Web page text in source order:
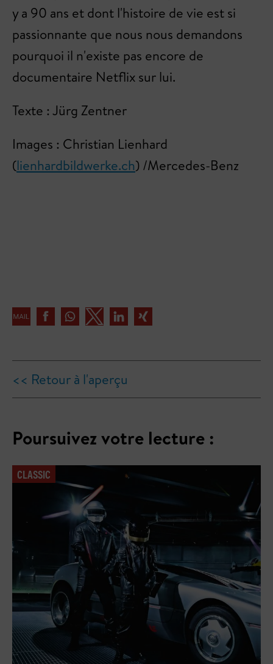
y a 90 ans et dont l'histoire de vie est si
passionnante que nous nous demandons
pourquoi il n'existe pas encore de
documentaire Netflix sur lui.
Texte : Jürg Zentner
Images : Christian Lienhard
(lienhardbildwerke.ch) /Mercedes-Benz
<< Retour à l'aperçu
Poursuivez votre lecture :
CLASSIC